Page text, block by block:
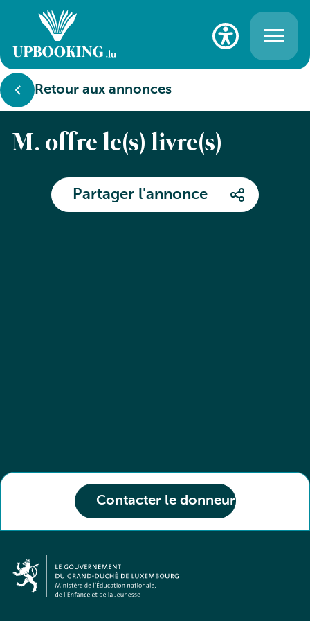
Retour aux annonces
Contacter le donneur
M. offre le(s) livre(s)
Partager l'annonce